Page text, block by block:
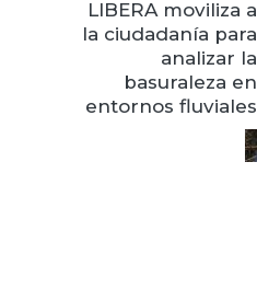
LIBERA moviliza a
la ciudadanía para
analizar la
basuraleza en
entornos fluviales